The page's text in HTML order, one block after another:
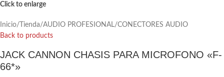
Click to enlarge
Inicio/ Tienda/AUDIO PROFESIONAL/CONECTORES AUDIO
Back to products
JACK CANNON CHASIS PARA MICROFONO «F-
66*»